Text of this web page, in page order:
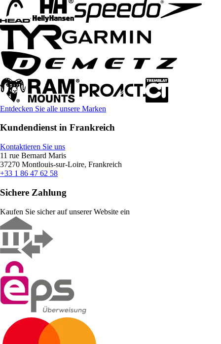
Entdecken Sie alle unsere Marken
Kundendienst in Frankreich
Kontaktieren Sie uns
11 rue Bernard Maris
37270 Montlouis-sur-Loire, Frankreich
+33 1 86 47 62 58
Sichere Zahlung
Kaufen Sie sicher auf unserer Website ein